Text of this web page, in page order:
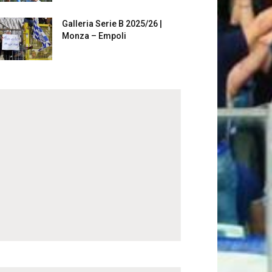
Galleria Serie B 2025/26 |
Monza – Empoli